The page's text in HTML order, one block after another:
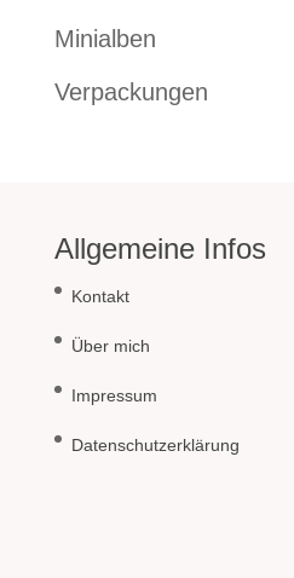
Minialben
Verpackungen
Allgemeine Infos
Kontakt
Über mich
Impressum
Datenschutzerklärung